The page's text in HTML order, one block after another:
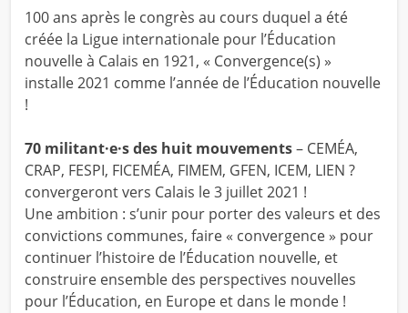
100 ans après le congrès au cours duquel a été
créée la Ligue internationale pour l’Éducation
nouvelle à Calais en 1921, « Convergence(s) »
installe 2021 comme l’année de l’Éducation nouvelle
!
70 militant·e·s des huit mouvements– CEMÉA,
CRAP, FESPI, FICEMÉA, FIMEM, GFEN, ICEM, LIEN ?
convergeront vers Calais le 3 juillet 2021 !
Une ambition : s’unir pour porter des valeurs et des
convictions communes, faire « convergence » pour
continuer l’histoire de l’Éducation nouvelle, et
construire ensemble des perspectives nouvelles
pour l’Éducation, en Europe et dans le monde !